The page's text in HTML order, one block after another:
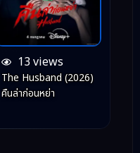
13 views
The Husband (2026)
คืนล่าก่อนหย่า